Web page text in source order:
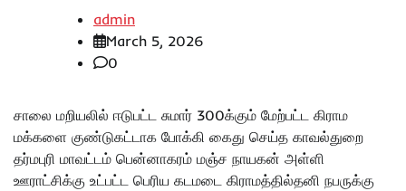
admin
March 5, 2026
0
சாலை மறியலில் ஈடுபட்ட சுமார் 300க்கும் மேற்பட்ட கிராம
மக்களை குண்டுகட்டாக போக்கி கைது செய்த காவல்துறை
தர்மபுரி மாவட்டம் பென்னாகரம் மஞ்ச நாயகன் அள்ளி
ஊராட்சிக்கு உட்பட்ட பெரிய கடமடை கிராமத்தில்தனி நபருக்கு